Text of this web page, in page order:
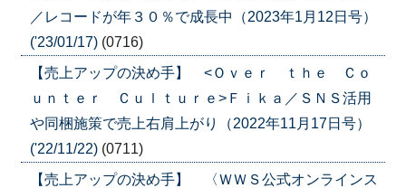
／レコードが年３０％で成長中（2023年1月12日号）
('23/01/17) (0716)
【売上アップの決め手】 <Ｏｖｅｒ ｔｈｅ Ｃｏ
ｕｎｔｅｒ Ｃｕｌｔｕｒｅ>Ｆｉｋａ／ＳＮＳ活用
や同梱施策で売上右肩上がり（2022年11月17日号）
('22/11/22) (0711)
【売上アップの決め手】 〈ＷＷＳ公式オンラインス